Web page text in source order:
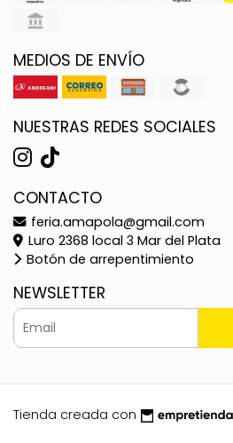
MEDIOS DE ENVÍO
NUESTRAS REDES SOCIALES
CONTACTO
feria.amapola@gmail.com
Luro 2368 local 3 Mar del Plata
Botón de arrepentimiento
NEWSLETTER
Tienda creada con